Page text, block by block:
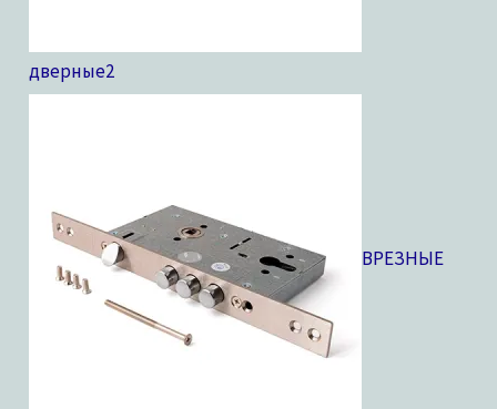
дверные2
ВРЕЗНЫЕ